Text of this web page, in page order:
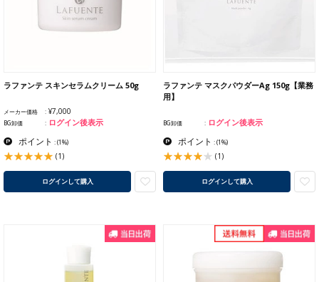
ラファンテ スキンセラムクリーム 50g
メーカー価格 ¥7,000
BG卸価 ログイン後表示
ポイント :(1%)
(1)
ログインして購入
ラファンテ マスクパウダーAg 150g【業務
用】
BG卸価 ログイン後表示
ポイント :(1%)
(1)
ログインして購入